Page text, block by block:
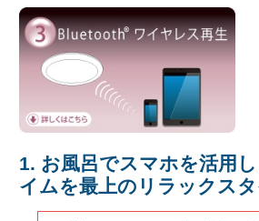
1. お風呂でスマホを活用
イムを最上のリラックスタ